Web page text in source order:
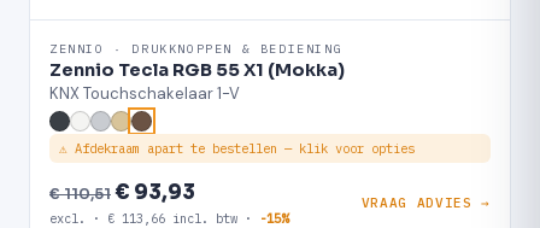
ZENNIO · DRUKKNOPPEN & BEDIENING
Zennio Tecla RGB 55 X1 (Mokka)
KNX Touchschakelaar 1-V
⚠ Afdekraam apart te bestellen — klik voor opties
€ 110,51€ 93,93
excl. · € 113,66 incl. btw · -15%
VRAAG ADVIES →